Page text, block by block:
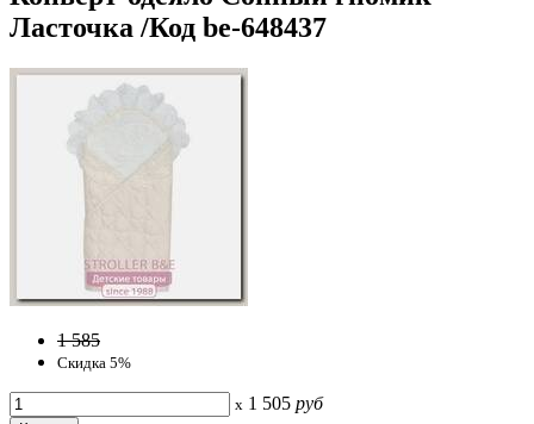
Ласточка /Код be-648437
1 585
Скидка 5%
x 1 505 руб